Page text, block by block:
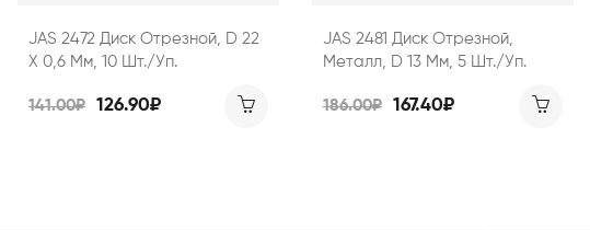
JAS 2472 Диск Отрезной, D 22
Х 0,6 Мм, 10 Шт./уп.
141.00₽ 126.90₽
JAS 2481 Диск Отрезной,
Металл, D 13 Мм, 5 Шт./уп.
186.00₽ 167.40₽